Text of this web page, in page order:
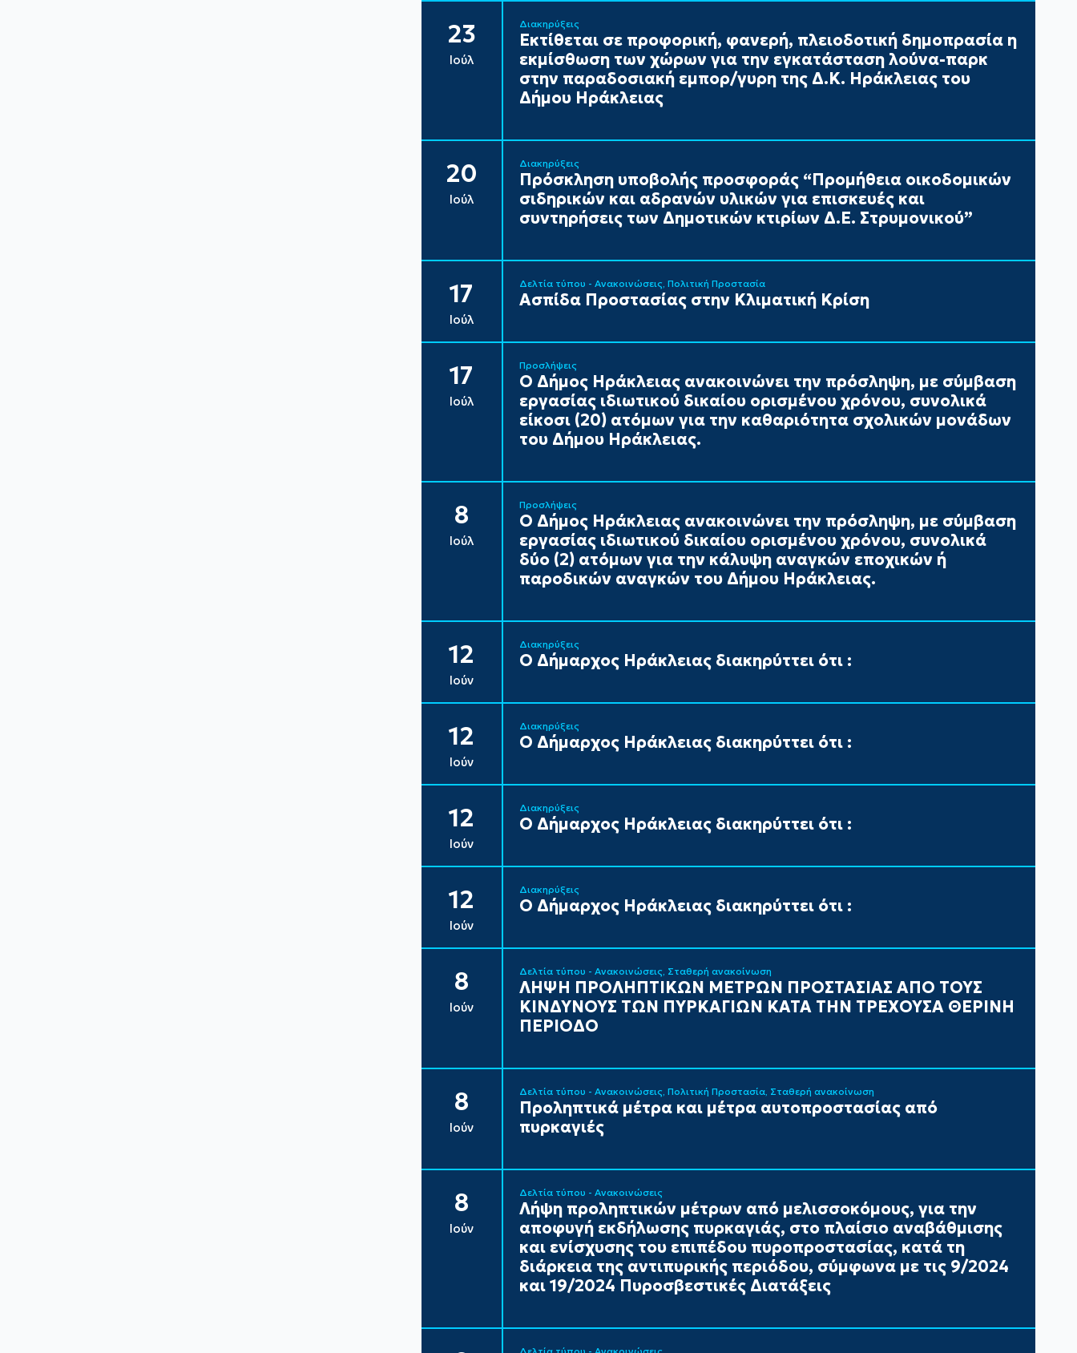
23
Ιούλ
Διακηρύξεις
Εκτίθεται σε προφορική, φανερή, πλειοδοτική δημοπρασία η
εκμίσθωση των χώρων για την εγκατάσταση λούνα-παρκ
στην παραδοσιακή εμπορ/γυρη της Δ.Κ. Ηράκλειας του
Δήμου Ηράκλειας
20
Ιούλ
Διακηρύξεις
Πρόσκληση υποβολής προσφοράς “Προμήθεια οικοδομικών
σιδηρικών και αδρανών υλικών για επισκευές και
συντηρήσεις των Δημοτικών κτιρίων Δ.Ε. Στρυμονικού”
17
Ιούλ
Δελτία τύπου - Ανακοινώσεις Πολιτική Προστασία
Ασπίδα Προστασίας στην Κλιματική Κρίση
17
Ιούλ
Προσλήψεις
Ο Δήμος Ηράκλειας ανακοινώνει την πρόσληψη, με σύμβαση
εργασίας ιδιωτικού δικαίου ορισμένου χρόνου, συνολικά
είκοσι (20) ατόμων για την καθαριότητα σχολικών μονάδων
του Δήμου Ηράκλειας.
8
Ιούλ
Προσλήψεις
Ο Δήμος Ηράκλειας ανακοινώνει την πρόσληψη, με σύμβαση
εργασίας ιδιωτικού δικαίου ορισμένου χρόνου, συνολικά
δύο (2) ατόμων για την κάλυψη αναγκών εποχικών ή
παροδικών αναγκών του Δήμου Ηράκλειας.
12
Ιούν
Διακηρύξεις
Ο Δήμαρχος Ηράκλειας διακηρύττει ότι :
12
Ιούν
Διακηρύξεις
Ο Δήμαρχος Ηράκλειας διακηρύττει ότι :
12
Ιούν
Διακηρύξεις
Ο Δήμαρχος Ηράκλειας διακηρύττει ότι :
12
Ιούν
Διακηρύξεις
Ο Δήμαρχος Ηράκλειας διακηρύττει ότι :
8
Ιούν
Δελτία τύπου - Ανακοινώσεις Σταθερή ανακοίνωση
ΛΗΨΗ ΠΡΟΛΗΠΤΙΚΩΝ ΜΕΤΡΩΝ ΠΡΟΣΤΑΣΙΑΣ ΑΠΟ ΤΟΥΣ
ΚΙΝΔΥΝΟΥΣ ΤΩΝ ΠΥΡΚΑΓΙΩΝ ΚΑΤΑ ΤΗΝ ΤΡΕΧΟΥΣΑ ΘΕΡΙΝΗ
ΠΕΡΙΟΔΟ
8
Ιούν
Δελτία τύπου - Ανακοινώσεις Πολιτική Προστασία Σταθερή ανακοίνωση
Προληπτικά μέτρα και μέτρα αυτοπροστασίας από
πυρκαγιές
8
Ιούν
Δελτία τύπου - Ανακοινώσεις
Λήψη προληπτικών μέτρων από μελισσοκόμους, για την
αποφυγή εκδήλωσης πυρκαγιάς, στο πλαίσιο αναβάθμισης
και ενίσχυσης του επιπέδου πυροπροστασίας, κατά τη
διάρκεια της αντιπυρικής περιόδου, σύμφωνα με τις 9/2024
και 19/2024 Πυροσβεστικές Διατάξεις